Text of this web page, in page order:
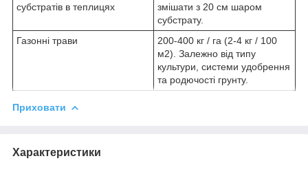
субстратів в теплицях
змішати з 20 см шаром
субстрату.
Газонні трави
200-400 кг / га (2-4 кг / 100
м2). Залежно від типу
культури, системи удобрення
та родючості грунту.
Приховати
Характеристики